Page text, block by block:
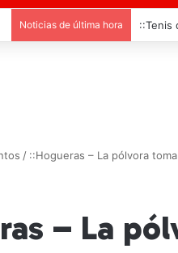
Noticias de última hora ::Tenis
/ ::Hogueras – La pólvora
– La